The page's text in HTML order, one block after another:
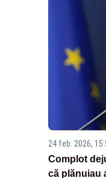
24 feb. 2026,
Complot
că plănuiau